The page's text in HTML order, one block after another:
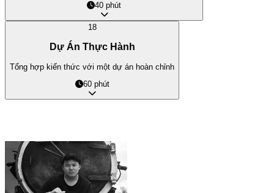
40 phút
18
Dự Án Thực Hành
Tổng hợp kiến thức với một dự án hoàn chỉnh
60 phút